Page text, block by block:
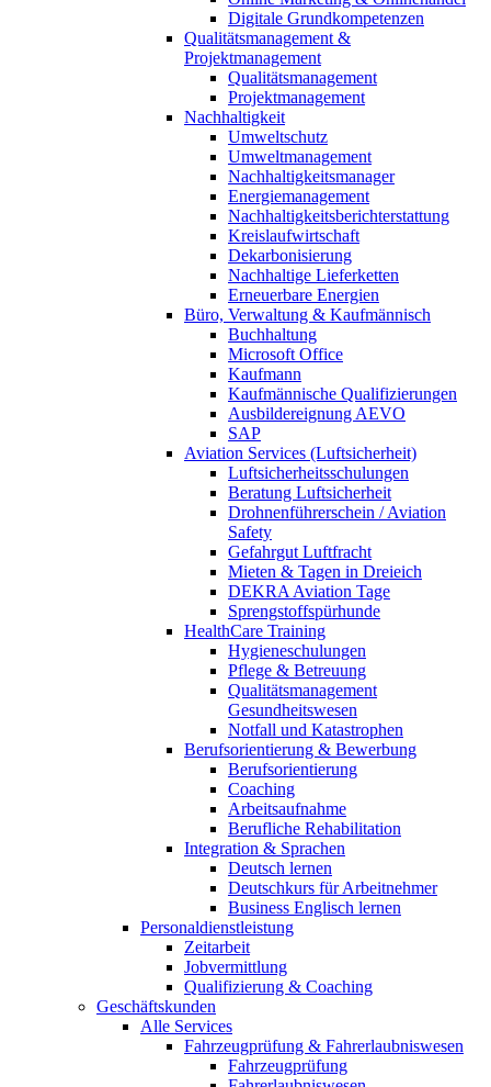
Digitale Grundkompetenzen
Qualitätsmanagement &
Projektmanagement
Qualitätsmanagement
Projektmanagement
Nachhaltigkeit
Umweltschutz
Umweltmanagement
Nachhaltigkeitsmanager
Energiemanagement
Nachhaltigkeitsberichterstattung
Kreislaufwirtschaft
Dekarbonisierung
Nachhaltige Lieferketten
Erneuerbare Energien
Büro, Verwaltung & Kaufmännisch
Buchhaltung
Microsoft Office
Kaufmann
Kaufmännische Qualifizierungen
Ausbildereignung AEVO
SAP
Aviation Services (Luftsicherheit)
Luftsicherheitsschulungen
Beratung Luftsicherheit
Drohnenführerschein / Aviation
Safety
Gefahrgut Luftfracht
Mieten & Tagen in Dreieich
DEKRA Aviation Tage
Sprengstoffspürhunde
HealthCare Training
Hygieneschulungen
Pflege & Betreuung
Qualitätsmanagement
Gesundheitswesen
Notfall und Katastrophen
Berufsorientierung & Bewerbung
Berufsorientierung
Coaching
Arbeitsaufnahme
Berufliche Rehabilitation
Integration & Sprachen
Deutsch lernen
Deutschkurs für Arbeitnehmer
Business Englisch lernen
Personaldienstleistung
Zeitarbeit
Jobvermittlung
Qualifizierung & Coaching
Geschäftskunden
Alle Services
Fahrzeugprüfung & Fahrerlaubniswesen
Fahrzeugprüfung